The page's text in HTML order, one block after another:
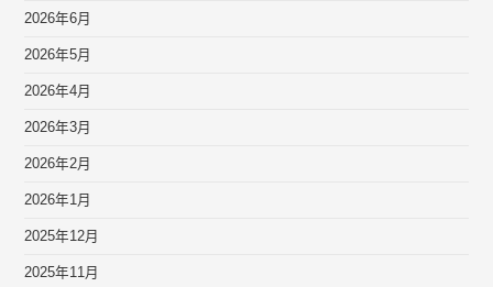
2026年6月
2026年5月
2026年4月
2026年3月
2026年2月
2026年1月
2025年12月
2025年11月